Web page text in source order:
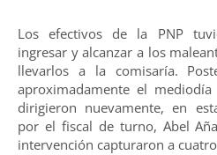
Los efectivos de la PNP
ingresar y alcanzar a los
llevarlos a la comisaría.
aproximadamente el
dirigieron nuevamente, en
por el fiscal de turno, Abel
intervención capturaron a